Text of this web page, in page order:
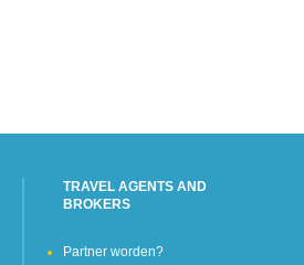
TRAVEL AGENTS AND
BROKERS
Partner worden?